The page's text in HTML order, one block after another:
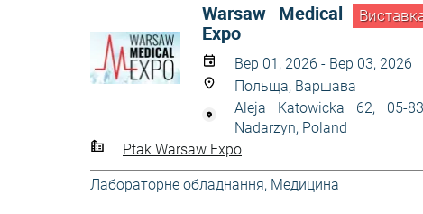
Warsaw Medical
Expo
Вер 01, 2026 - Вер 03, 2026
Польща, Варшава
Aleja Katowicka 62, 05-
Nadarzyn, Poland
Ptak Warsaw Expo
Лабораторне обладнання, Медицина